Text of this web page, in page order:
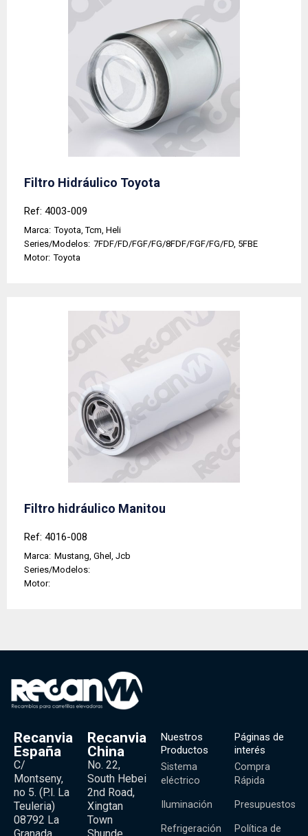
Filtro Hidráulico Toyota
Ref: 4003-009
Marca: Toyota, Tcm, Heli
Series/Modelos: 7FDF/FD/FGF/FG/8FDF/FGF/FG/FD, 5FBE
Motor: Toyota
Filtro hidráulico Manitou
Ref: 4016-008
Marca: Mustang, Ghel, Jcb
Series/Modelos:
Motor:
Recanvia
España
C/
Montseny,
no 5. (P.l. La
Teuleria)
08792 La
Granada,
Recanvia
China
No. 22,
South Hebei
2nd Road,
Xingtan
Town
Shunde
Nuestros
Productos
Sistema
eléctrico
Iluminación
Refrigeración
Páginas de
interés
Compra
Rápida
Presupuestos
Política de